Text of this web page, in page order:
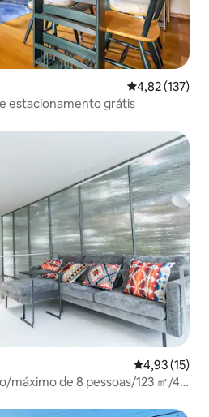
4,82 de uma
4,82 (137)
estacionamento grátis
4,93 de uma
4,93 (15)
máximo de 8 pessoas/123 ㎡/4